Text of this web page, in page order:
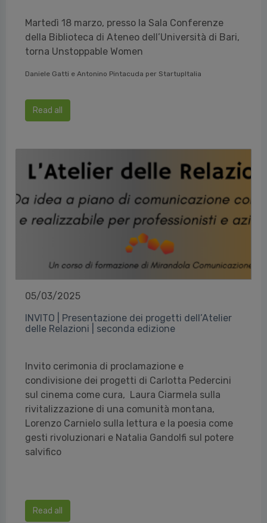
Martedì 18 marzo, presso la Sala Conferenze
della Biblioteca di Ateneo dell’Università di Bari,
torna Unstoppable Women
Daniele Gatti e Antonino Pintacuda per StartupItalia
Read all
05/03/2025
INVITO | Presentazione dei progetti dell’Atelier
delle Relazioni | seconda edizione
Invito cerimonia di proclamazione e
condivisione dei progetti di Carlotta Pedercini
sul cinema come cura, Laura Ciarmela sulla
rivitalizzazione di una comunità montana,
Lorenzo Carnielo sulla lettura e la poesia come
gesti rivoluzionari e Natalia Gandolfi sul potere
salvifico
Read all